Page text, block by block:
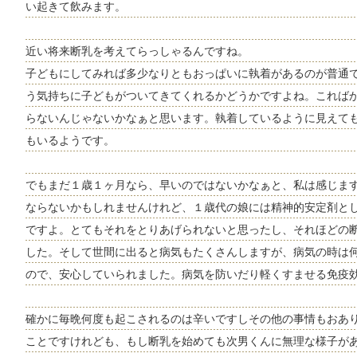
い起きて飲みます。
近い将来断乳を考えてらっしゃるんですね。
子どもにしてみれば多少なりともおっぱいに執着があるのが普通
う気持ちに子どもがついてきてくれるかどうかですよね。これば
らないんじゃないかなぁと思います。執着しているように見えて
もいるようです。
でもまだ１歳１ヶ月なら、早いのではないかなぁと、私は感じま
ならないかもしれませんけれど、１歳代の娘には精神的安定剤と
ですよ。とてもそれをとりあげられないと思ったし、それほどの
した。そして世間に出ると病気もたくさんしますが、病気の時は
ので、安心していられました。病気を防いだり軽くすませる免疫
確かに毎晩何度も起こされるのは辛いですしその他の事情もおあ
ことですけれども、もし断乳を始めても次男くんに無理な様子が